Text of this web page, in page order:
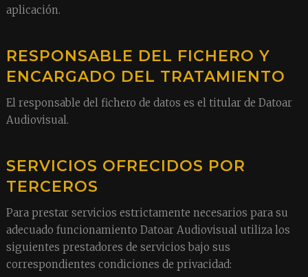
aplicación.
RESPONSABLE DEL FICHERO Y
ENCARGADO DEL TRATAMIENTO
El responsable del fichero de datos es el titular de Datoar
Audiovisual.
SERVICIOS OFRECIDOS POR
TERCEROS
Para prestar servicios estrictamente necesarios para su
adecuado funcionamiento Datoar Audiovisual utiliza los
siguientes prestadores de servicios bajo sus
correspondientes condiciones de privacidad: